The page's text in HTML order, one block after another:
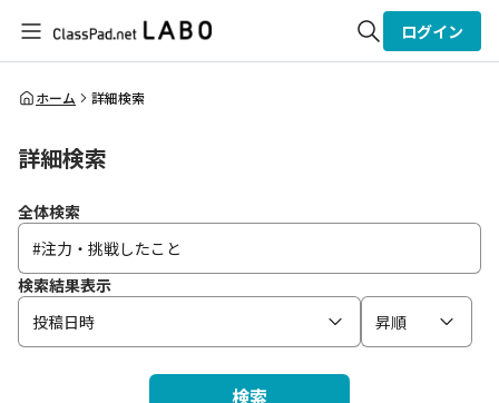
全体検索
ログイン
ホーム 詳細検索
詳細検索
全体検索
検索結果表示
投稿日時
昇順
検索